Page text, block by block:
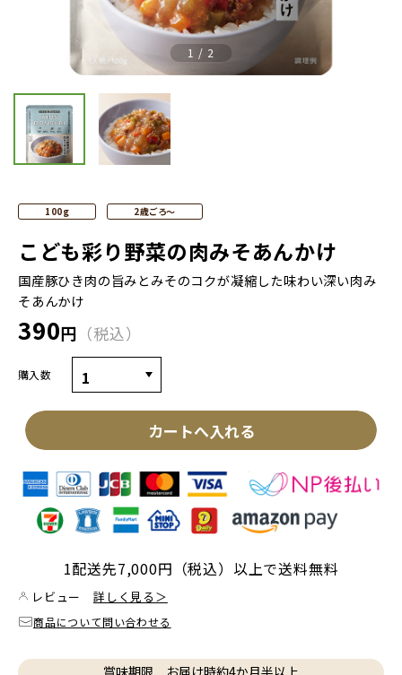
1 / 2
100g 2歳ごろ～
こども彩り野菜の肉みそあんかけ
国産豚ひき肉の旨みとみそのコクが凝縮した味わい深い肉み
そあんかけ
390円 税込
購入数
カートへ入れる
1配送先7,000円（税込）以上で送料無料
レビュー 詳しく見る＞
商品について問い合わせる
賞味期限 お届け時約4か月半以上